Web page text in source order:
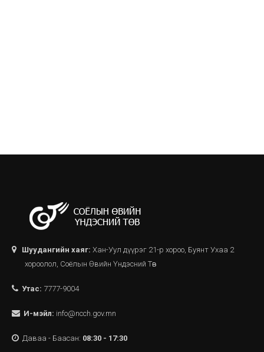
Шуудангийн хаяг: Хан-Уул дүүрэг 21-р хороо, Буянт Ухаа 2
хороолол, Соёлын Өвийн Үндэсний Төв
Утас: 7777-9004
И-мэйл: info@ncch.gov.mn
Даваа - Баасан: 08:30 - 17:30